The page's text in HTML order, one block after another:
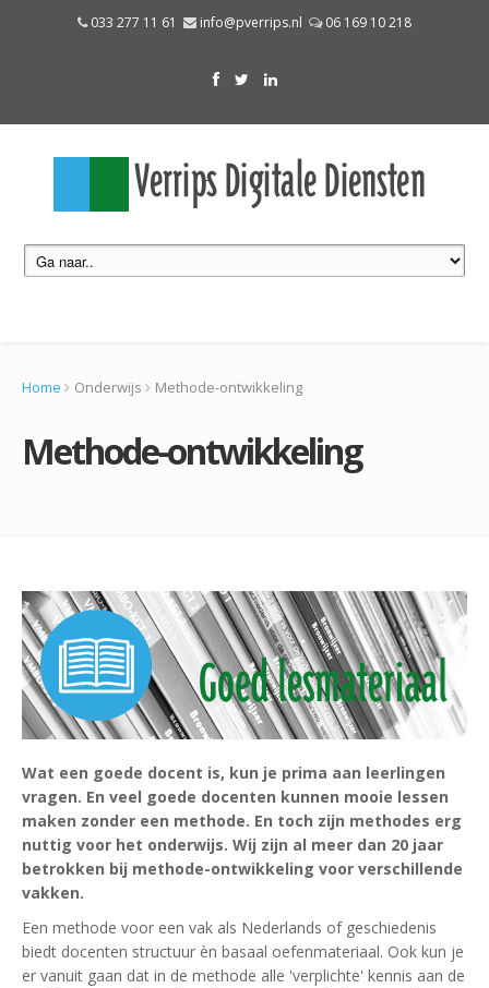
033 277 11 61 info@pverrips.nl 06 169 10 218
Home Onderwijs Methode-ontwikkeling
Methode-ontwikkeling
Wat een goede docent is, kun je prima aan leerlingen
vragen. En veel goede docenten kunnen mooie lessen
maken zonder een methode. En toch zijn methodes erg
nuttig voor het onderwijs. Wij zijn al meer dan 20 jaar
betrokken bij methode-ontwikkeling voor verschillende
vakken.
Een methode voor een vak als Nederlands of geschiedenis
biedt docenten structuur èn basaal oefenmateriaal. Ook kun je
er vanuit gaan dat in de methode alle 'verplichte' kennis aan de